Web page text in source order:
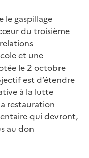
le gaspillage
du troisième
et une
le 2 octobre
est d’étendre
à la lutte
restauration
qui devront,
au don